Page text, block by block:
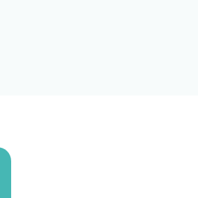
UNA PESTAÑA NUEVA)